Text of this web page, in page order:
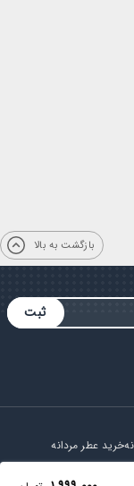
بازگشت به بالا
ثبت
خرید عطر مردانه